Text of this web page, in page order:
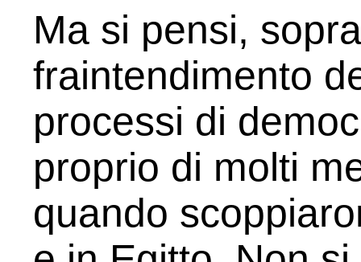
Ma si pensi,
fraintendimento
processi di
proprio di molti
quando